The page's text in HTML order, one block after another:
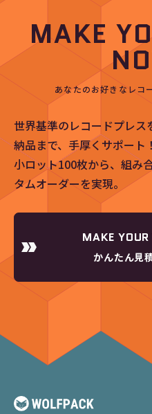
MAKE
あなたのお好きなレコ
世界基準のレコードプレス
納品まで、手厚くサポート！
小ロット100枚から、組み
タムオーダーを実現。
MAKE
かんたん見